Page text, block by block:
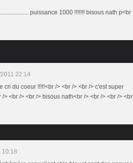
puissance 1000 !!!!!!! bisous nath p<br
22:14
du coeur !!!!!<br /> <br /> <br /> c'est super
<br /> <br /> bisous nath<br /> <br /> <br /> <br
10:18